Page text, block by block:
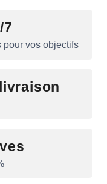
vos objectifs